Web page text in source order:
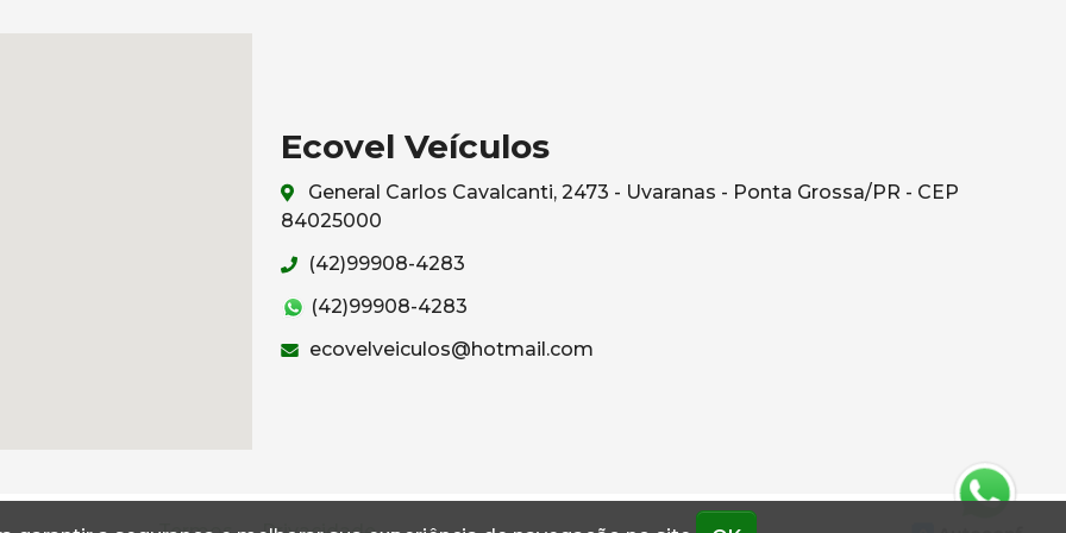
Ecovel Veículos
General Carlos Cavalcanti, 2473 - Uvaranas - Ponta Grossa/PR - CEP
84025000
(42)99908-4283
(42)99908-4283
ecovelveiculos@hotmail.com